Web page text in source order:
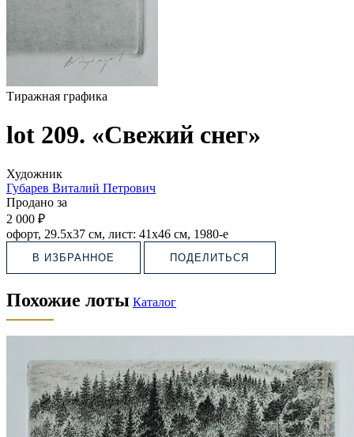
Тиражная графика
lot 209. «Свежий снег»
Художник
Губарев Виталий Петрович
Продано за
2 000 ₽
офорт, 29.5х37 см, лист: 41х46 см, 1980-е
В ИЗБРАННОЕ ПОДЕЛИТЬСЯ
Похожие лоты Каталог